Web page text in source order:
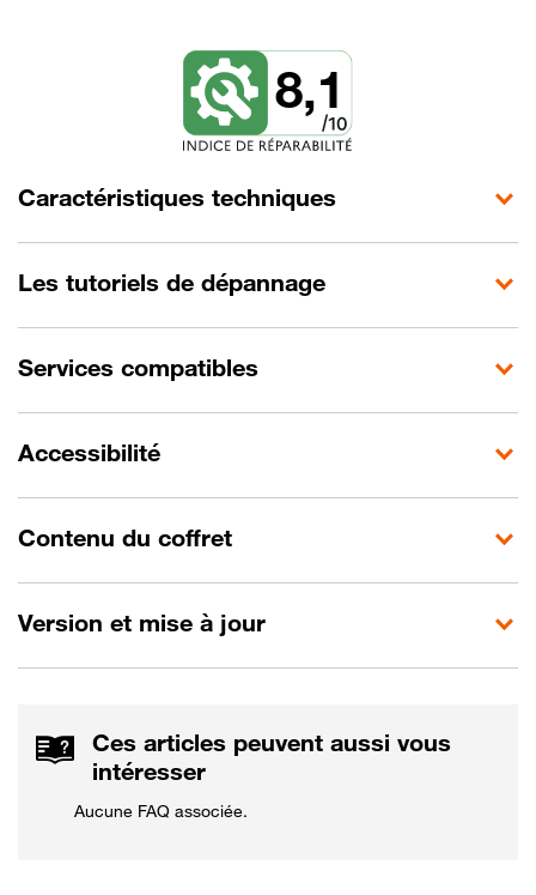
8,1
Caractéristiques techniques
Les tutoriels de dépannage
Services compatibles
Accessibilité
Contenu du coffret
Version et mise à jour
Ces articles peuvent aussi vous
intéresser
Aucune FAQ associée.